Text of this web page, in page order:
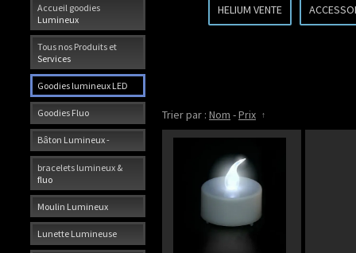
Accueil goodies
Lumineux
Tous nos Produits et
Services
Goodies lumineux LED
Goodies Fluo
Bâton Lumineux -
bracelets lumineux &
fluo
Moulin Lumineux
Lunette Lumineuse
HELIUM VENTE
Trier par : Nom -Prix